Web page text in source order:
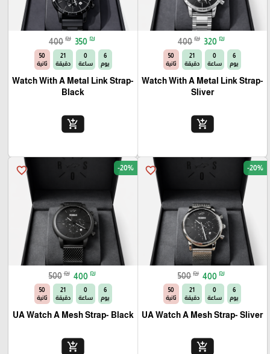
400 ₪ 320 ₪
6
يوم
0
ساعة
21
دقيقة
49
ثانية
Watch With A Metal Link Strap-
Sliver
add_shopping_cart
400 ₪ 350 ₪
6
يوم
0
ساعة
21
دقيقة
49
ثانية
Watch With A Metal Link Strap-
Black
add_shopping_cart
favorite_border -20%
500 ₪ 400 ₪
6
يوم
0
ساعة
21
دقيقة
49
ثانية
UA Watch A Mesh Strap- Sliver
add_shopping_cart
favorite_border -20%
500 ₪ 400 ₪
6
يوم
0
ساعة
21
دقيقة
49
ثانية
UA Watch A Mesh Strap- Black
add_shopping_cart